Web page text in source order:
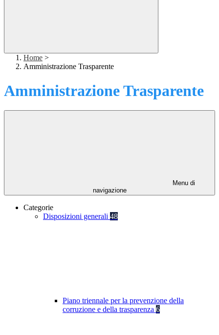
Home >
Amministrazione Trasparente
Amministrazione Trasparente
Menu di
navigazione
Categorie
Disposizioni generali 48
Piano triennale per la prevenzione della
corruzione e della trasparenza 6